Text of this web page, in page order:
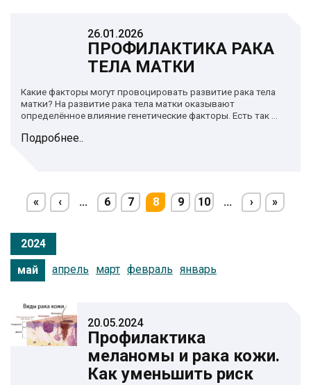
26.01.2026
ПРОФИЛАКТИКА РАКА
ТЕЛА МАТКИ
Какие факторы могут провоцировать развитие рака тела
матки? На развитие рака тела матки оказывают
определённое влияние генетические факторы. Есть так ...
Подробнее..
« ‹ ... 6 7 8 9 10 ... › »
2024
май
апрель март февраль январь
20.05.2024
Профилактика
меланомы и рака кожи.
Как уменьшить риск